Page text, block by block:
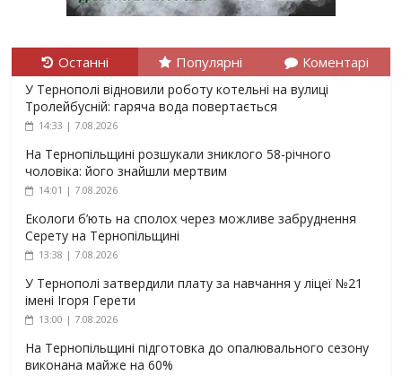
Останні Популярні Коментарі
У Тернополі відновили роботу котельні на вулиці
Тролейбусній: гаряча вода повертається
14:33 | 7.08.2026
На Тернопільщині розшукали зниклого 58-річного
чоловіка: його знайшли мертвим
14:01 | 7.08.2026
Екологи б’ють на сполох через можливе забруднення
Серету на Тернопільщині
13:38 | 7.08.2026
У Тернополі затвердили плату за навчання у ліцеї №21
імені Ігоря Герети
13:00 | 7.08.2026
На Тернопільщині підготовка до опалювального сезону
виконана майже на 60%